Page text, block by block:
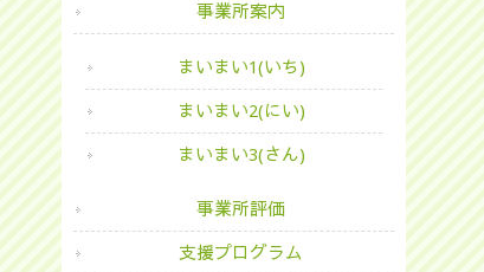
事業所案内
まいまい1(いち)
まいまい2(にい)
まいまい3(さん)
事業所評価
支援プログラム